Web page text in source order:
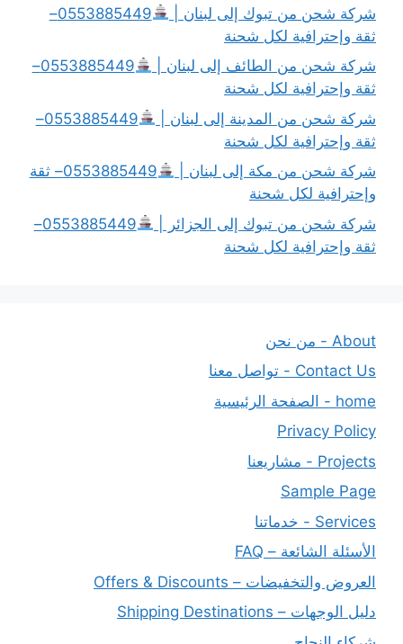
شركة شحن من تبوك إلى لبنان |
0553885449–
ثقة وإحترافية لكل شحنة
شركة شحن من الطائف إلى لبنان |
0553885449–
ثقة وإحترافية لكل شحنة
شركة شحن من المدينة إلى لبنان |
0553885449–
ثقة وإحترافية لكل شحنة
شركة شحن من مكة إلى لبنان |
0553885449– ثقة
وإحترافية لكل شحنة
شركة شحن من تبوك إلى الجزائر |
0553885449–
ثقة وإحترافية لكل شحنة
About - من نحن
Contact Us - تواصل معنا
home - الصفحة الرئيسية
Privacy Policy
Projects - مشاريعنا
Sample Page
Services - خدماتنا
الأسئلة الشائعة – FAQ
العروض والتخفيضات – Offers & Discounts
دليل الوجهات – Shipping Destinations